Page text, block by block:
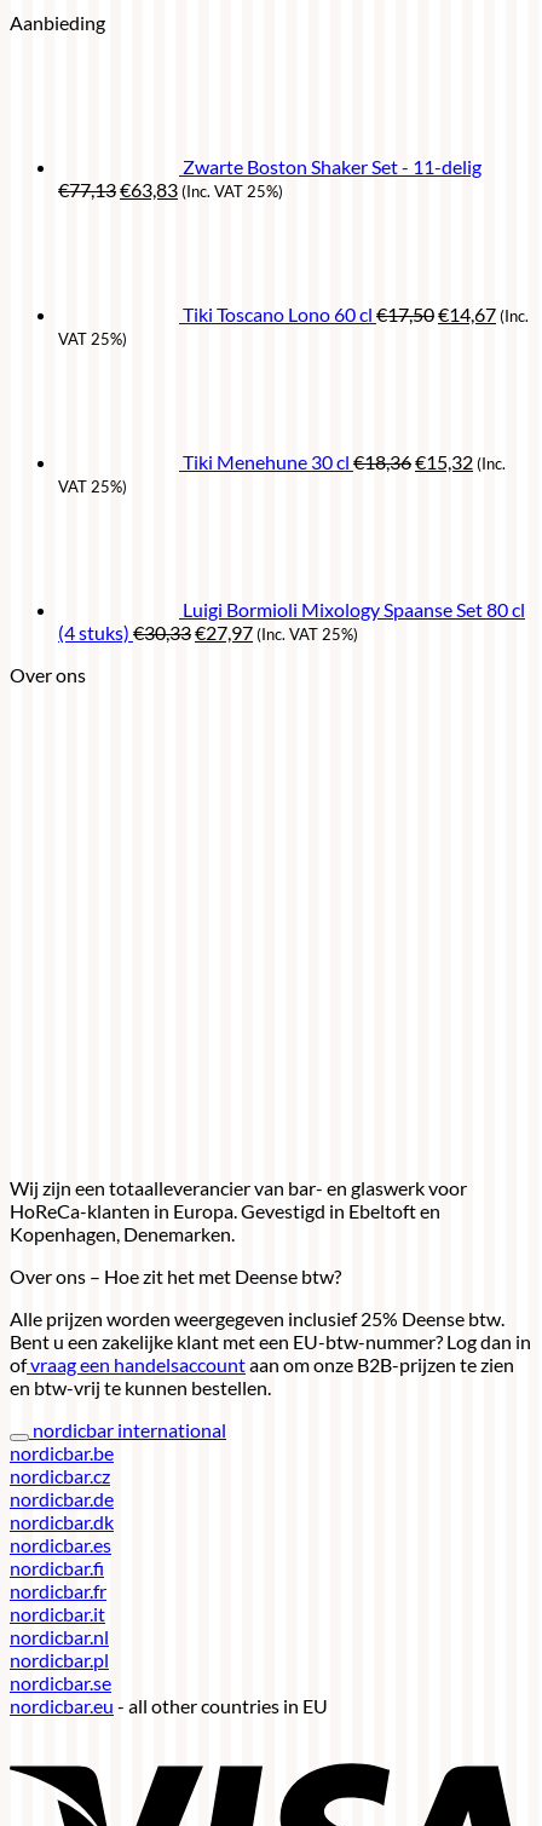
Aanbieding
Zwarte Boston Shaker Set - 11-delig
€77,13Oorspronkelijke
€63,83Huidige
(Inc. VAT 25%)
Tiki Toscano Lono 60 cl €17,50€14,67(Inc.
VAT 25%)
Tiki Menehune 30 cl €18,36€15,32(Inc.
VAT 25%)
Luigi Bormioli Mixology Spaanse Set 80 cl
(4 stuks) €30,33Oorspronkelijke
€27,97Huidige
(Inc. VAT 25%)
Over ons
Wij zijn een totaalleverancier van bar- en glaswerk voor
HoReCa-klanten in Europa. Gevestigd in Ebeltoft en
Kopenhagen, Denemarken.
Over ons – Hoe zit het met Deense btw?
Alle prijzen worden weergegeven inclusief 25% Deense btw.
Bent u een zakelijke klant met een EU-btw-nummer? Log dan in
ofvraag een handelsaccountaan om onze B2B-prijzen te zien
en btw-vrij te kunnen bestellen.
nordicbar international
nordicbar.be
nordicbar.cz
nordicbar.de
nordicbar.dk
nordicbar.es
nordicbar.fi
nordicbar.fr
nordicbar.it
nordicbar.nl
nordicbar.pl
nordicbar.se
nordicbar.eu - all other countries in EU